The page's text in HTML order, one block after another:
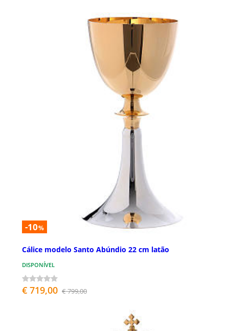
-10%
Cálice modelo Santo Abúndio 22 cm latão
DISPONÍVEL
€ 719,00 € 799,00